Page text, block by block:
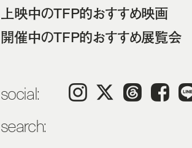
上映中のTFP的おすすめ映画
開催中のTFP的おすすめ展覧会
social: Instagram 𝕏 Threads Facebook
search: